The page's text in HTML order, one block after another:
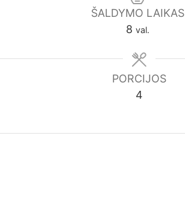
ŠALDYMO LAIKAS
8val.
val.
PORCIJOS
4